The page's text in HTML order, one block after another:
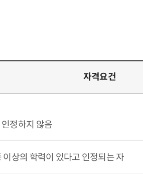
자격요건
정하지 않음
상의 학력이 있다고 인정되는 자